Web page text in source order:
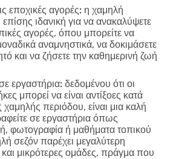
εποχικές αγορές: η χαμηλή
επίσης ιδανική για να ανακαλύψετε
αγορές, όπου μπορείτε να
αναμνηστικά, να δοκιμάσετε
και να ζήσετε την καθημερινή ζωή
εργαστήρια: δεδομένου ότι οι
μπορεί να είναι αντίξοες κατά
χαμηλής περιόδου, είναι μια καλή
σε εργαστήρια όπως
φωτογραφία ή μαθήματα τοπικού
σεζόν παρέχει μεγαλύτερη
και μικρότερες ομάδες, πράγμα που